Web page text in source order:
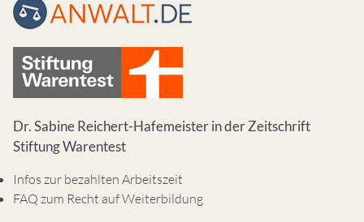
Dr. Sabine Reichert-Hafemeister in der Zeitschrift
Stiftung Warentest
Infos zur bezahlten Arbeitszeit
FAQ zum Recht auf Weiterbildung